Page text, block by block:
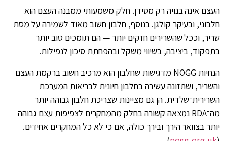
העצם אינה בנויה רק מסידן. חלק משמעותי ממבנה העצם הוא
חלבוני, ובעיקר קולגן. בנוסף, חלבון חשוב מאוד לשמירה על מסת
שריר, וככל שהשרירים חזקים יותר — הם תומכים טוב יותר
בתפקוד, ביציבה, בשיווי משקל ובהפחתת סיכון לנפילות.
הנחיות NOGG מדגישות שחלבון הוא מרכיב חשוב ברקמת העצם
והשריר, ושתזונה עשירה בחלבון חיונית לבריאות המערכת
השרירית־שלדית. הן גם מציינות שצריכת חלבון גבוהה יותר
מה־RDA נמצאה קשורה בחלק מהמחקרים לצפיפות עצם גבוהה
יותר בצוואר הירך ובירך כולה, אם כי לא כל המחקרים אחידים.